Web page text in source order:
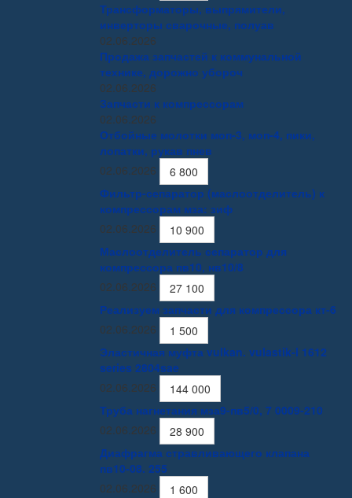
Трансформаторы, выпрямители,
инверторы сварочные, полуав
02.06.2026
Продажа запчастей к коммунальной
технике, дорожно убороч
02.06.2026
Запчасти к компрессорам
02.06.2026
Отбойные молотки моп-3, моп-4, пики,
лопатки, рукав пнев
02.06.2026
6 800
Фильтр-сепаратор (маслоотделитель) к
компрессорам мза: зиф
02.06.2026
10 900
Маслоотделитель сепаратор для
компрессора пв10, нв10/8
02.06.2026
27 100
Реализуем запчасти для компрессора кт-6
02.06.2026
1 500
Эластичная муфта vulkan. vulastik-l 1612
series 2804sae
02.06.2026
144 000
Труба нагнетания мза9-пв5/0, 7 0009-210
02.06.2026
28 900
Диафрагма стравливающего клапана
пв10-08. 255
02.06.2026
1 600